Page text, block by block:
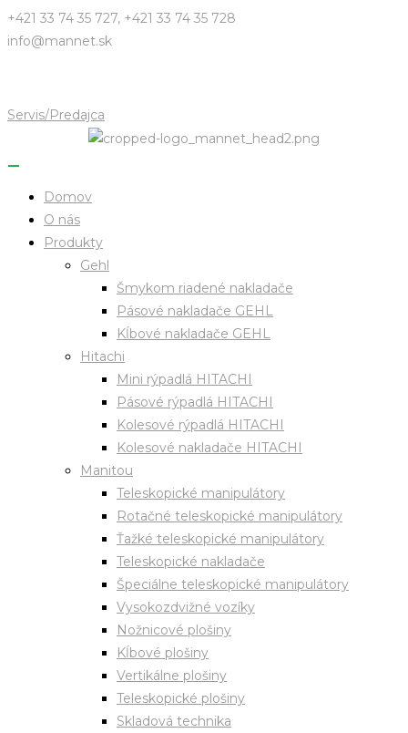
Skip
to
+421 33 74 35 727, +421 33 74 35 728
info@mannet.sk
Servis/Predajca
Domov
O nás
Produkty
Gehl
Šmykom riadené nakladače
Pásové nakladače GEHL
Kĺbové nakladače GEHL
Hitachi
Mini rýpadlá HITACHI
Pásové rýpadlá HITACHI
Kolesové rýpadlá HITACHI
Kolesové nakladače HITACHI
Manitou
Teleskopické manipulátory
Rotačné teleskopické manipulátory
Ťažké teleskopické manipulátory
Teleskopické nakladače
Špeciálne teleskopické manipulátory
Vysokozdvižné vozíky
Nožnicové plošiny
Kĺbové plošiny
Vertikálne plošiny
Teleskopické plošiny
Skladová technika